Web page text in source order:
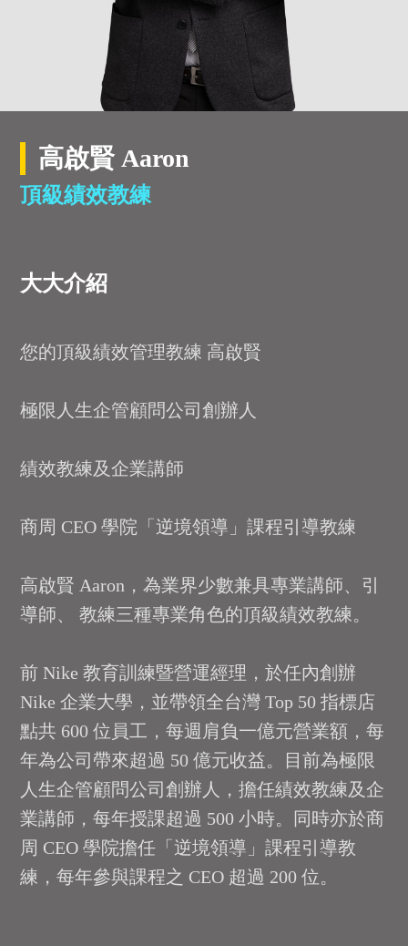
高啟賢 Aaron
頂級績效教練
大大介紹
您的頂級績效管理教練 高啟賢
極限人生企管顧問公司創辦人
績效教練及企業講師
商周 CEO 學院「逆境領導」課程引導教練
高啟賢 Aaron，為業界少數兼具專業講師、引
導師、 教練三種專業角色的頂級績效教練。
前 Nike 教育訓練暨營運經理，於任內創辦
Nike 企業大學，並帶領全台灣 Top 50 指標店
點共 600 位員工，每週肩負一億元營業額，每
年為公司帶來超過 50 億元收益。目前為極限
人生企管顧問公司創辦人，擔任績效教練及企
業講師，每年授課超過 500 小時。同時亦於商
周 CEO 學院擔任「逆境領導」課程引導教
練，每年參與課程之 CEO 超過 200 位。